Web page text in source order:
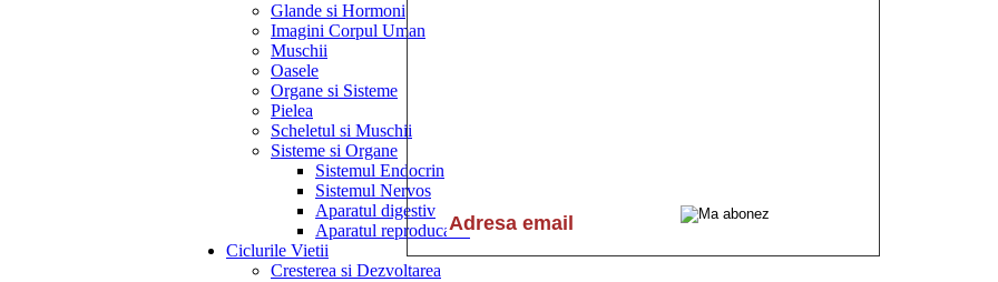
Glande si Hormoni
Imagini Corpul Uman
Muschii
Oasele
Organe si Sisteme
Pielea
Scheletul si Muschii
Sisteme si Organe
Sistemul Endocrin
Sistemul Nervos
Aparatul digestiv
Aparatul reproducator
Ciclurile Vietii
Cresterea si Dezvoltarea